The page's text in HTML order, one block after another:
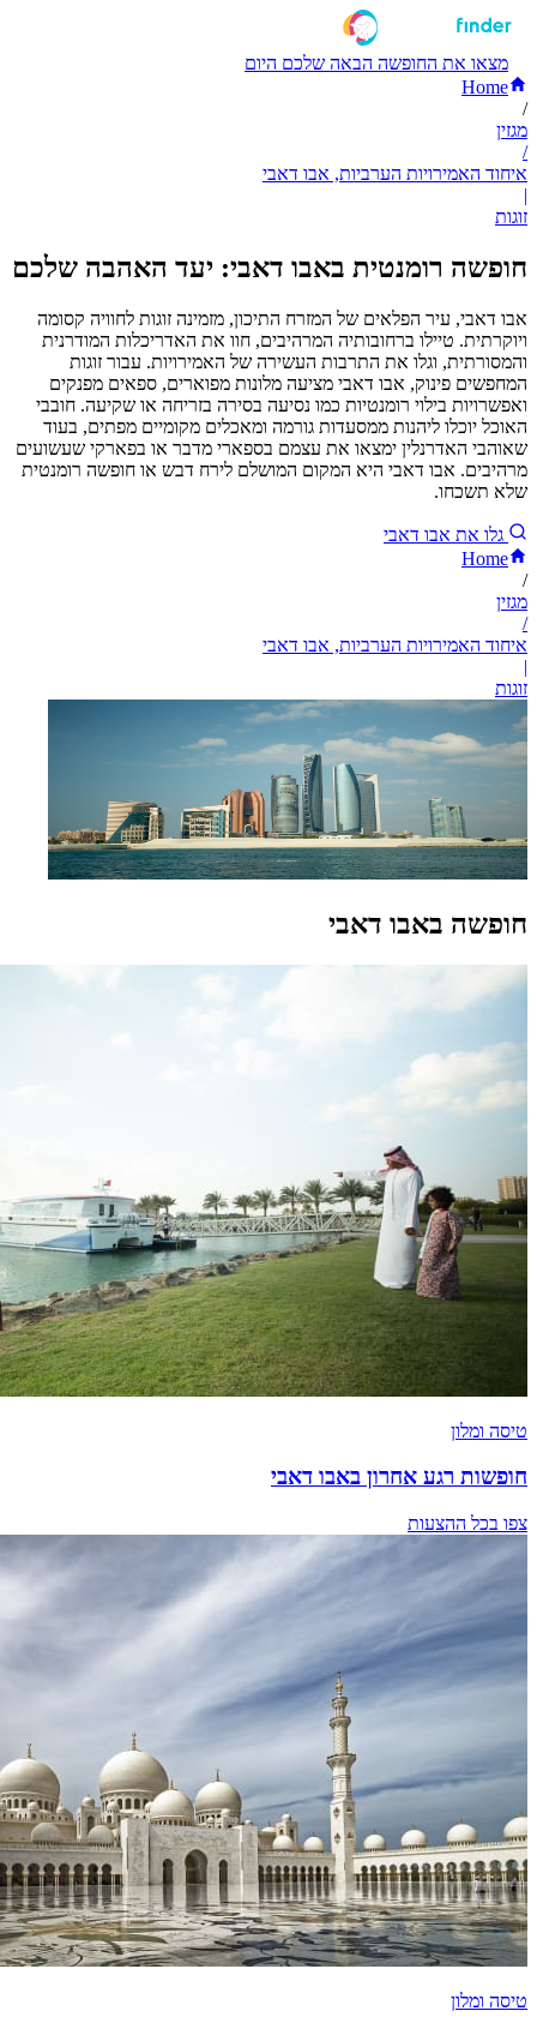
מצאו את החופשה הבאה שלכם היום
Home
/
מגזין
/
איחוד האמירויות הערביות, אבו דאבי
|
זוגות
חופשה רומנטית באבו דאבי: יעד האהבה שלכם
אבו דאבי, עיר הפלאים של המזרח התיכון, מזמינה זוגות לחוויה קסומה
ויוקרתית. טיילו ברחובותיה המרהיבים, חוו את האדריכלות המודרנית
והמסורתית, וגלו את התרבות העשירה של האמירויות. עבור זוגות
המחפשים פינוק, אבו דאבי מציעה מלונות מפוארים, ספאים מפנקים
ואפשרויות בילוי רומנטיות כמו נסיעה בסירה בזריחה או שקיעה. חובבי
האוכל יוכלו ליהנות ממסעדות גורמה ומאכלים מקומיים מפתים, בעוד
שאוהבי האדרנלין ימצאו את עצמם בספארי מדבר או בפארקי שעשועים
מרהיבים. אבו דאבי היא המקום המושלם לירח דבש או חופשה רומנטית
שלא תשכחו.
גלו את אבו דאבי
Home
/
מגזין
/
איחוד האמירויות הערביות, אבו דאבי
|
זוגות
חופשה באבו דאבי
טיסה ומלון
חופשות רגע אחרון באבו דאבי
צפו בכל ההצעות
טיסה ומלון